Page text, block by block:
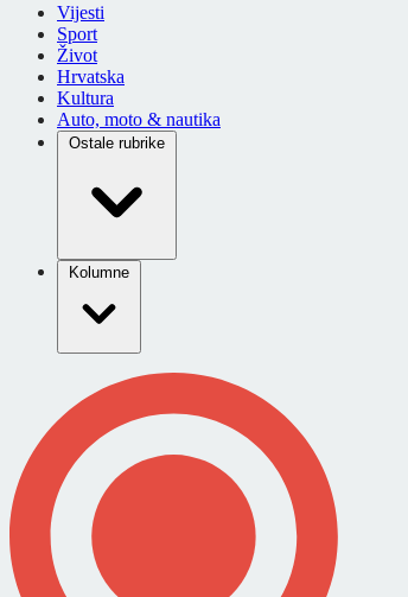
Vijesti
Sport
Život
Hrvatska
Kultura
Auto, moto & nautika
Ostale rubrike
Kolumne